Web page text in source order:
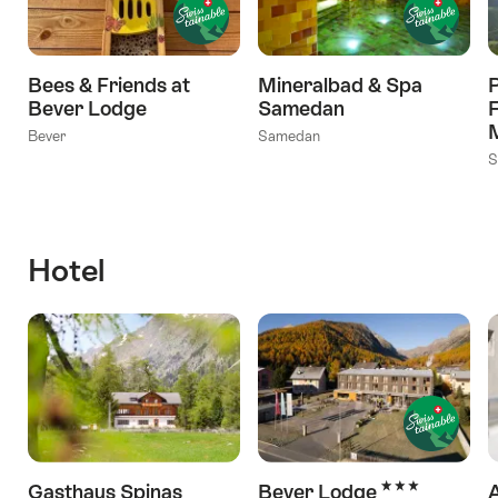
Bees & Friends at
Bever Lodge
Bever
Mineralbad & Spa
Samedan
Samedan
Hotel
Gasthaus Spinas Bever Lodge 3 Stelle